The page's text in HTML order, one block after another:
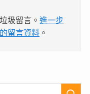
圾留言。進一步
留言資料 。